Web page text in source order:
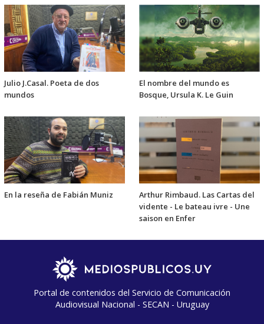
Julio J.Casal. Poeta de dos
mundos
El nombre del mundo es
Bosque, Ursula K. Le Guin
En la reseña de Fabián Muniz
Arthur Rimbaud. Las Cartas del
vidente - Le bateau ivre - Une
saison en Enfer
Portal de contenidos del Servicio de Comunicación
Audiovisual Nacional - SECAN - Uruguay